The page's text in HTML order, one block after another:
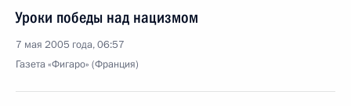
Уроки победы над нацизмом
7 мая 2005 года, 06:57
Газета «Фигаро» (Франция)